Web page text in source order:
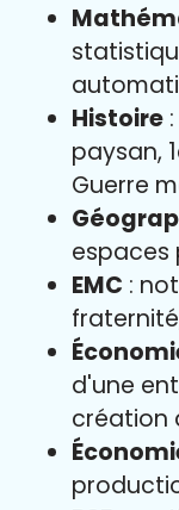
Histoire
paysan,
Guerre
espaces
EMC :
d'une
création